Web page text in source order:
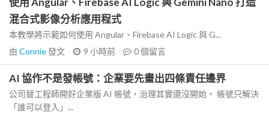
混合式影像分析應用程式
本教學將示範如何使用 Angular、Firebase AI Logic 與 G...
由 Connie發文 9 小時前 0個留言
AI 協作不是發帳號：企業要先畫出四條責任邊界
公司替工程師開好企業版 AI 帳號，治理其實還沒開始。 帳號只解決
「誰可以登入」...